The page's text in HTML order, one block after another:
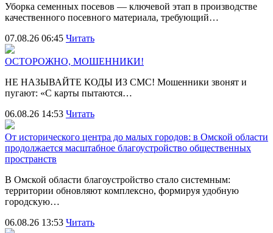
Уборка семенных посевов — ключевой этап в производстве
качественного посевного материала, требующий…
07.08.26 06:45 Читать
ОСТОРОЖНО, МОШЕННИКИ!
НЕ НАЗЫВАЙТЕ КОДЫ ИЗ СМС! Мошенники звонят и
пугают: «С карты пытаются…
06.08.26 14:53 Читать
От исторического центра до малых городов: в Омской области
продолжается масштабное благоустройство общественных
пространств
В Омской области благоустройство стало системным:
территории обновляют комплексно, формируя удобную
городскую…
06.08.26 13:53 Читать